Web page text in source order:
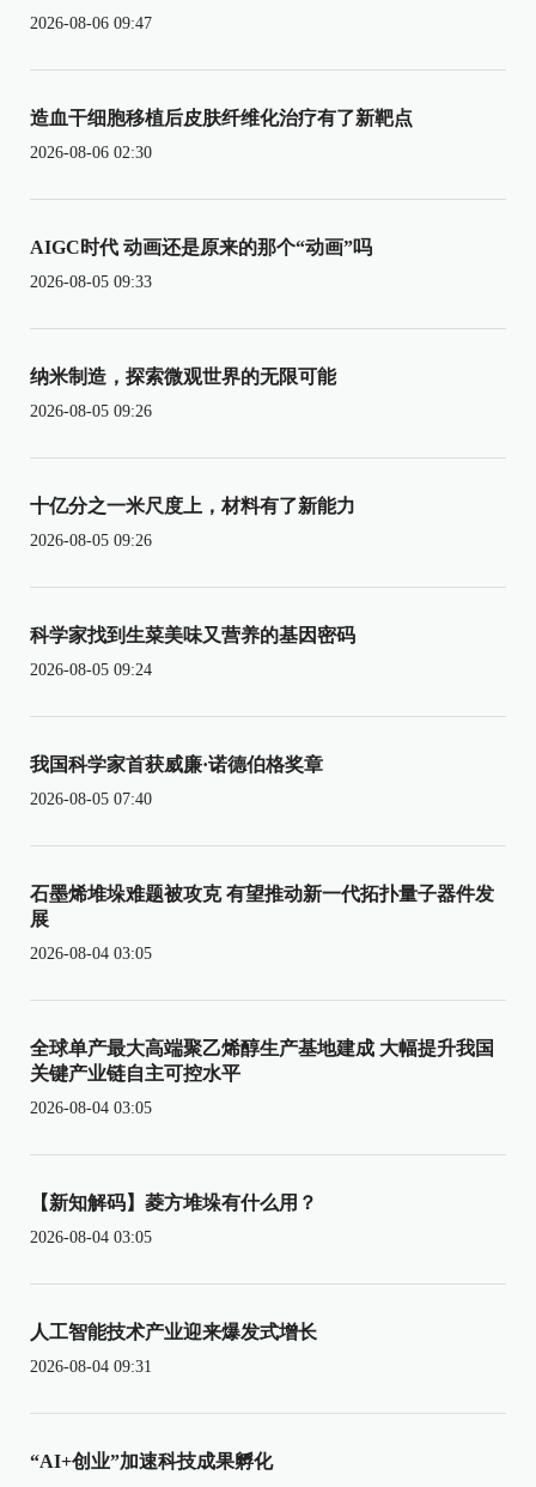
2026-08-06 09:47
造血干细胞移植后皮肤纤维化治疗有了新靶点
2026-08-06 02:30
AIGC时代 动画还是原来的那个“动画”吗
2026-08-05 09:33
纳米制造，探索微观世界的无限可能
2026-08-05 09:26
十亿分之一米尺度上，材料有了新能力
2026-08-05 09:26
科学家找到生菜美味又营养的基因密码
2026-08-05 09:24
我国科学家首获威廉·诺德伯格奖章
2026-08-05 07:40
石墨烯堆垛难题被攻克 有望推动新一代拓扑量子器件发
展
2026-08-04 03:05
全球单产最大高端聚乙烯醇生产基地建成 大幅提升我国
关键产业链自主可控水平
2026-08-04 03:05
【新知解码】菱方堆垛有什么用？
2026-08-04 03:05
人工智能技术产业迎来爆发式增长
2026-08-04 09:31
“AI+创业”加速科技成果孵化